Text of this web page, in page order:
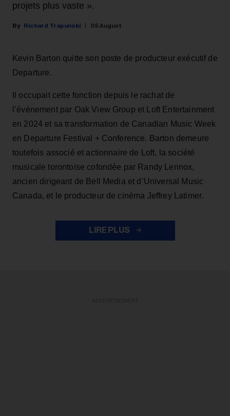
projets plus vaste ».
Richard Trapunski 05 August
Kevin Barton quitte son poste de producteur exécutif de
Departure.
Il occupait cette fonction depuis le rachat de
l’événement par Oak View Group et Loft Entertainment
en 2024 et sa transformation de Canadian Music Week
en Departure Festival + Conference. Barton demeure
toutefois associé et actionnaire de Loft, la société
musicale torontoise cofondée par Randy Lennox,
ancien dirigeant de Bell Media et d’Universal Music
Canada, et le producteur de cinéma Jeffrey Latimer.
LIRE PLUS